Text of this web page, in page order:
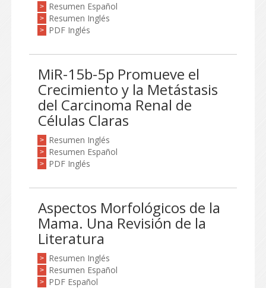
> Resumen Español
> Resumen Inglés
> PDF Inglés
MiR-15b-5p Promueve el
Crecimiento y la Metástasis
del Carcinoma Renal de
Células Claras
> Resumen Inglés
> Resumen Español
> PDF Inglés
Aspectos Morfológicos de la
Mama. Una Revisión de la
Literatura
> Resumen Inglés
> Resumen Español
> PDF Español